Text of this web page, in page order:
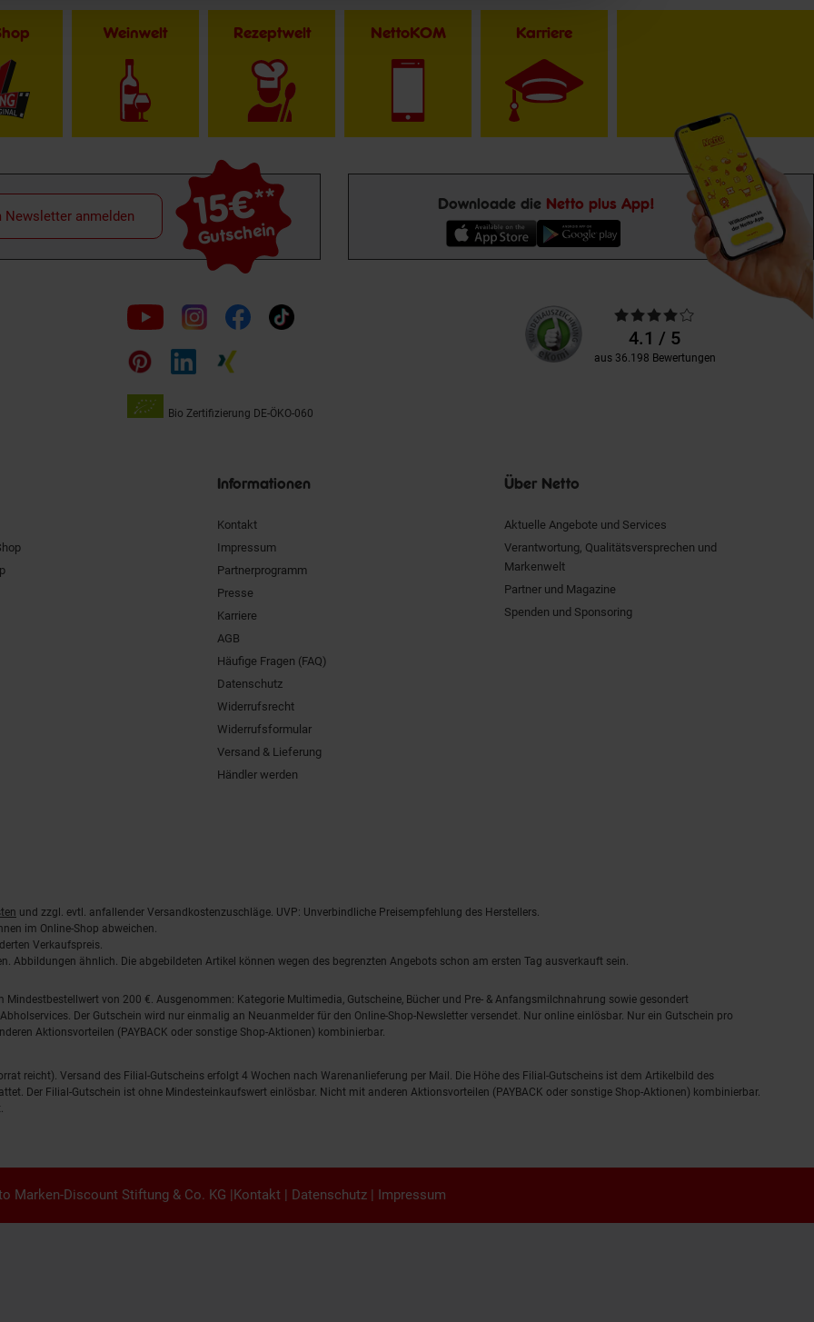
Weinwelt Rezeptwelt NettoKOM Karriere
15€**
Gutschein
Newsletter anmelden
Downloade die Netto plus App!
Folge
uns
auf
Bio Zertifizierung DE-ÖKO-060
Unsere
Kundenbewertungen
Durchschnittliche
Bewertungen4.1 / 5
aus 36.198 Bewertungen
Informationen
Kontakt
Impressum
Partnerprogramm
Presse
Karriere
AGB
Häufige Fragen (FAQ)
Datenschutz
Widerrufsrecht
Widerrufsformular
Versand & Lieferung
Händler werden
Über Netto
Aktuelle Angebote und Services
Verantwortung, Qualitätsversprechen und
Markenwelt
Partner und Magazine
Spenden und Sponsoring
und zzgl. evtl. anfallender Versandkostenzuschläge. UVP: Unverbindliche Preisempfehlung des Herstellers.
im Online-Shop abweichen.
Verkaufspreis.
Abbildungen ähnlich. Die abgebildeten Artikel können wegen des begrenzten Angebots schon am ersten Tag ausverkauft sein.
von 200 €. Ausgenommen: Kategorie Multimedia, Gutscheine, Bücher und Pre- & Anfangsmilchnahrung sowie gesondert
Der Gutschein wird nur einmalig an Neuanmelder für den Online-Shop-Newsletter versendet. Nur online einlösbar. Nur ein Gutschein pro
Aktionsvorteilen (PAYBACK oder sonstige Shop-Aktionen) kombinierbar.
reicht). Versand des Filial-Gutscheins erfolgt 4 Wochen nach Warenanlieferung per Mail. Die Höhe des Filial-Gutscheins ist dem Artikelbild des
Der Filial-Gutschein ist ohne Mindesteinkaufswert einlösbar. Nicht mit anderen Aktionsvorteilen (PAYBACK oder sonstige Shop-Aktionen) kombinierbar.
Marken-Discount Stiftung & Co. KG | Kontakt Datenschutz| Impressum